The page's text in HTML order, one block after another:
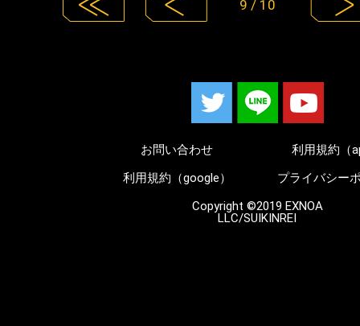
9 / 10
お問い合わせ
利用規約（
利用規約（google）
プライバシー
Copyright ©2019 EXNOA
LLC/SUIKINREI